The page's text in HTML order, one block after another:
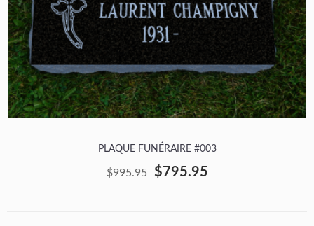
PLAQUE FUNÉRAIRE #003
$995.95 $795.95